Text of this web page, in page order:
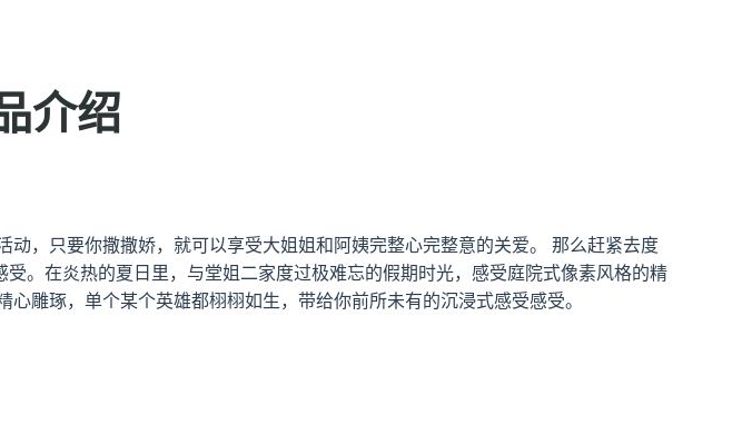
介绍
，只要你撒撒娇，就可以享受大姐姐和阿姨完整心完整意的关爱。 那么赶紧去度
。在炎热的夏日里，与堂姐二家度过极难忘的假期时光，感受庭院式像素风格的精
雕琢，单个某个英雄都栩栩如生，带给你前所未有的沉浸式感受感受。